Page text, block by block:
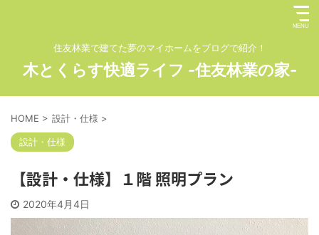
住友林業で建てた夢のマイホームをブログで紹介！
木とくらす快適ライフ -住友林業の家-
HOME > 設計・仕様 >
設計・仕様
【設計・仕様】１階 照明プラン
2020年4月4日